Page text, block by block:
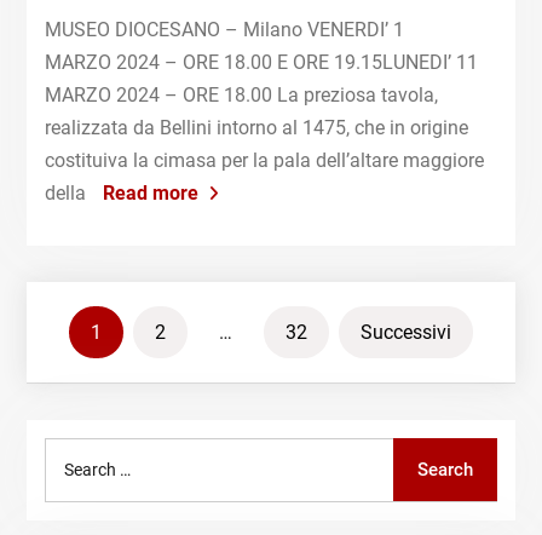
MUSEO DIOCESANO – Milano VENERDI’ 1
MARZO 2024 – ORE 18.00 E ORE 19.15LUNEDI’ 11
MARZO 2024 – ORE 18.00 La preziosa tavola,
realizzata da Bellini intorno al 1475, che in origine
costituiva la cimasa per la pala dell’altare maggiore
della
Read more
Paginazione
degli
1 2 … 32 Successivi
Search